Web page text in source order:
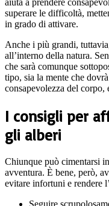
superare le difficoltà,
in grado di attivare.
Anche i più grandi,
all’interno della natura.
che sarà comunque
tipo, sia la mente che
consapevolezza del corpo,
I consigli per
gli alberi
Chiunque può cimentarsi
avventura. È bene, però,
evitare infortuni e rendere